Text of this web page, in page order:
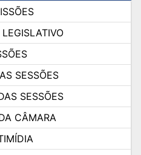
SESSÕES
SESSÕES
CÂMARA